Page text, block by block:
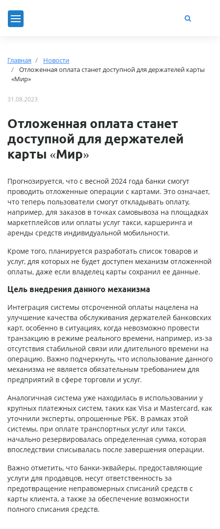
Главная
Новости
Отложенная оплата станет доступной для держателей карты
«Мир»
31.08.2023
Отложенная оплата станет
доступной для держателей
карты «Мир»
Прогнозируется, что с весной 2024 года банки смогут
проводить отложенные операции с картами. Это означает,
что теперь пользователи смогут откладывать оплату,
например, для заказов в точках самовывоза на площадках
маркетплейсов или оплаты услуг такси, каршеринга и
аренды средств индивидуальной мобильности.
Кроме того, планируется разработать список товаров и
услуг, для которых не будет доступен механизм отложенной
оплаты, даже если владелец карты сохранил ее данные.
Цель внедрения данного механизма
Интеграция системы отсроченной оплаты нацелена на
улучшение качества обслуживания держателей банковских
карт, особенно в ситуациях, когда невозможно провести
транзакцию в режиме реального времени, например, из-за
отсутствия стабильной связи или длительного времени на
операцию. Важно подчеркнуть, что использование данного
механизма не является обязательным требованием для
предприятий в сфере торговли и услуг.
Аналогичная система уже находилась в использовании у
крупных платежных систем, таких как Visa и Mastercard, как
уточнили эксперты, опрошенные РБК. В рамках этой
системы, при оплате транспортных услуг или такси,
начально резервировалась определенная сумма, которая
впоследствии списывалась после завершения операции.
Важно отметить, что банки-эквайеры, предоставляющие
услуги для продавцов, несут ответственность за
предотвращение неправомерных списаний средств с
карты клиента, а также за обеспечение возможности
полного списания средств.